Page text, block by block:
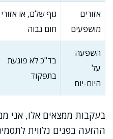
אזורים
מושפעים
גוף שלם, או אזורי
חום גבוה
השפעה
על
היום-יום
בד"כ לא פוגעת
בתפקוד
בעקבות ממצאים אלו, אני
ההזעה בפנים נלווית